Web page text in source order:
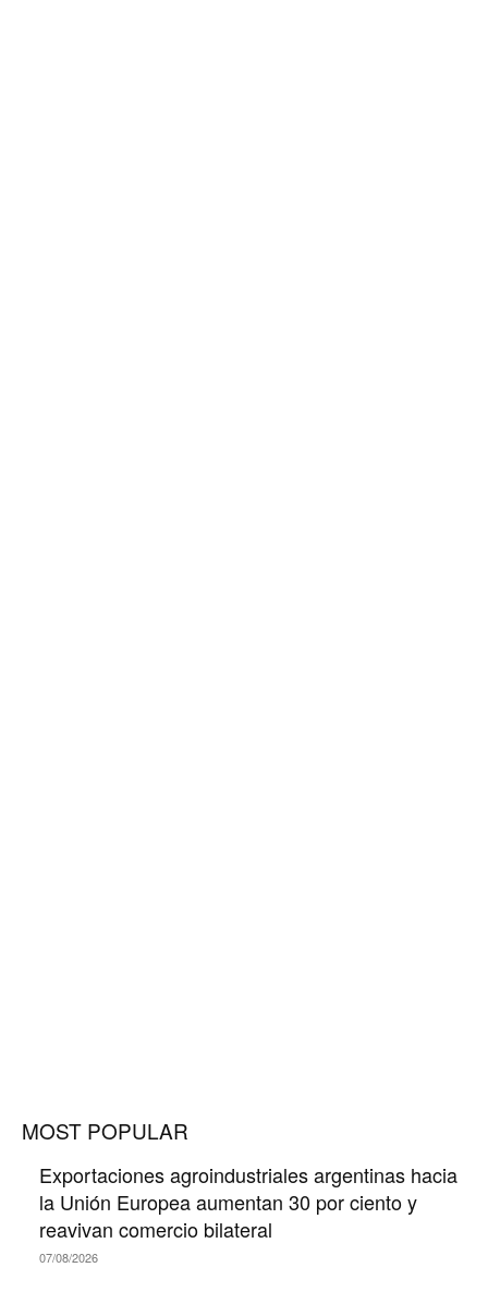
MOST POPULAR
Exportaciones agroindustriales argentinas hacia
la Unión Europea aumentan 30 por ciento y
reavivan comercio bilateral
07/08/2026